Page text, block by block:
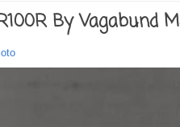
By Vagabund